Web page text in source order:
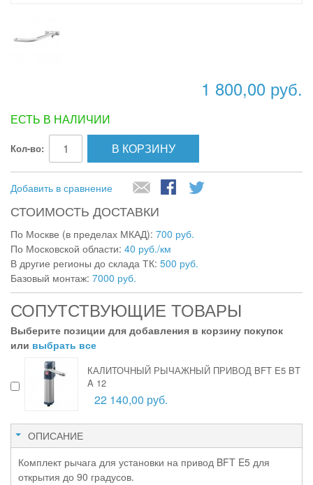
1 800,00 руб.
ЕСТЬ В НАЛИЧИИ
Кол-во: В КОРЗИНУ
Добавить в сравнение
СТОИМОСТЬ ДОСТАВКИ
По Москве (в пределах МКАД): 700 руб.
По Московской области: 40 руб./км
В другие регионы до склада ТК: 500 руб.
Базовый монтаж: 7000 руб.
СОПУТСТВУЮЩИЕ ТОВАРЫ
Выберите позиции для добавления в корзину покупок
или выбрать все
КАЛИТОЧНЫЙ РЫЧАЖНЫЙ ПРИВОД BFT E5 BT
A 12
22 140,00 руб.
ОПИСАНИЕ
Комплект рычага для установки на привод BFT E5 для
открытия до 90 градусов.